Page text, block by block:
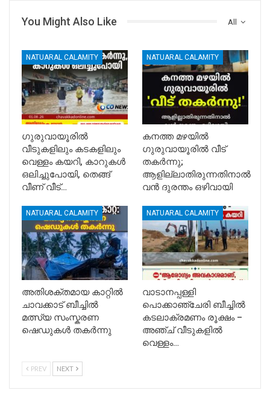
All
You Might Also Like
NATUARAL CALAMITY
ഗുരുവായൂരിൽ
വീടുകളിലും കടകളിലും
വെള്ളം കയറി, കാറുകൾ
ഒലിച്ചുപോയി, തെങ്ങ്
വീണ് വീട്…
NATUARAL CALAMITY
കനത്ത മഴയിൽ
ഗുരുവായൂരിൽ വീട്
തകർന്നു;
ആളില്ലാതിരുന്നതിനാൽ
വൻ ദുരന്തം ഒഴിവായി
NATUARAL CALAMITY
അതിശക്തമായ കാറ്റിൽ
ചാവക്കാട് ബീച്ചിൽ
മത്സ്യ സംസ്കരണ
ഷെഡുകൾ തകർന്നു
NATUARAL CALAMITY
വാടാനപ്പള്ളി
പൊക്കാഞ്ചേരി ബീച്ചിൽ
കടലാക്രമണം രൂക്ഷം –
അഞ്ച് വീടുകളിൽ
വെള്ളം…
PREV NEXT